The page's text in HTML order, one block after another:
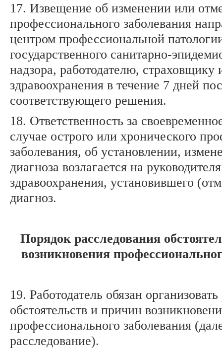
17. Извещение об изменении или
профессионального заболевания
центром профессиональной
государственного санитарно-
надзора, работодателю, страховщику
здравоохранения в течение 7 дней
соответствующего решения.
18. Ответственность за
случае острого или хронического
заболевания, об установлении,
диагноза возлагается на
здравоохранения, установившего
диагноз.
Порядок расследования
возникновения
19. Работодатель обязан
обстоятельств и причин
профессионального заболевания
расследование).